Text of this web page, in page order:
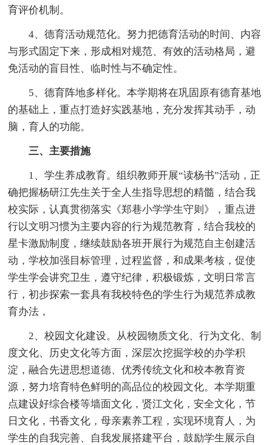
育评价机制。
4、德育活动规范化。努力把德育活动的时间、内容
与形式固定下来，形成相对规范、有效的活动格局，避
免活动的盲目性、临时性与不确定性。
5、德育阵地多样化。本学期将在巩固原有德育基地
的基础上，重点打造好实践基地，充分发挥其动手，动
脑，育人的功能。
三、主要措施
1、学生养成教育。组织教师开展“读杨书”活动，正
确把握杨研江先生关于全人生指导思想的精髓，结合我
校实际，认真贯彻落实《郑巷小学学生守则》，重点进
行以文明习惯为主要内容的行为规范教育，结合我校的
星卡激励制度，继续鼓励各班开展行为规范自主创建活
动，学校加强目标管理，过程监督，和成果考核，促使
学生学会讲究卫生，遵守纪律，积极锻炼，文明日常言
行，初步探索一套具有我校特色的学生行为规范养成教
育办法，
2、校园文化建设。从校园物质文化、行为文化、制
度文化、历史文化等方面，深层次挖掘学校的办学积
淀，融合先进思想道德、优秀传统文化和校本教育资
源，努力培育特色鲜明的高品位的校园文化。本学期重
点建设好综合楼等墙面文化，贤江文化，安全文化，节
日文化，书香文化，母亲素养工程，实现环境育人，为
学生的自我完善、自我发展搭建平台，鼓励学生展示自